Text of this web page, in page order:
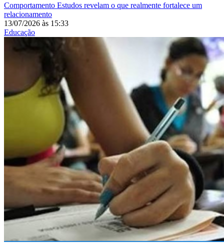
Comportamento Estudos revelam o que realmente fortalece um
relacionamento
13/07/2026 às 15:33
Educação